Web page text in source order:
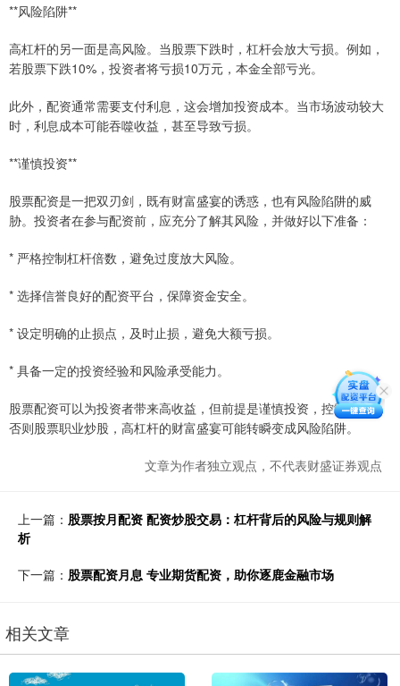
**风险陷阱**
高杠杆的另一面是高风险。当股票下跌时，杠杆会放大亏损。例如，
若股票下跌10%，投资者将亏损10万元，本金全部亏光。
此外，配资通常需要支付利息，这会增加投资成本。当市场波动较大
时，利息成本可能吞噬收益，甚至导致亏损。
**谨慎投资**
股票配资是一把双刃剑，既有财富盛宴的诱惑，也有风险陷阱的威
胁。投资者在参与配资前，应充分了解其风险，并做好以下准备：
* 严格控制杠杆倍数，避免过度放大风险。
* 选择信誉良好的配资平台，保障资金安全。
* 设定明确的止损点，及时止损，避免大额亏损。
* 具备一定的投资经验和风险承受能力。
股票配资可以为投资者带来高收益，但前提是谨慎投资，控制风险。
否则股票职业炒股，高杠杆的财富盛宴可能转瞬变成风险陷阱。
文章为作者独立观点，不代表财盛证券观点
上一篇： 股票按月配资 配资炒股交易：杠杆背后的风险与规则解
析
下一篇： 股票配资月息 专业期货配资，助你逐鹿金融市场
相关文章